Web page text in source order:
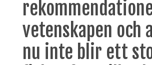
vetenskapen och
nu inte blir ett